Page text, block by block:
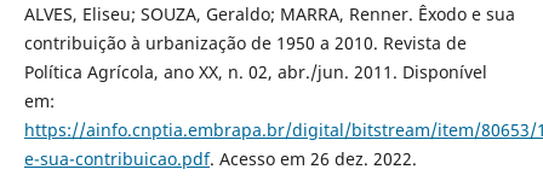
ALVES, Eliseu; SOUZA, Geraldo; MARRA, Renner. Êxodo e sua
contribuição à urbanização de 1950 a 2010. Revista de
Política Agrícola, ano XX, n. 02, abr./jun. 2011. Disponível
em:
https://ainfo.cnptia.embrapa.br/digital/bitstream/item/80653/
e-sua-contribuicao.pdf. Acesso em 26 dez. 2022.